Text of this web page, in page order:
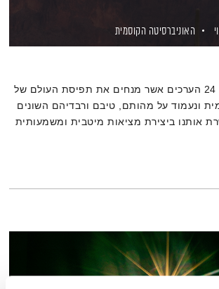
האוניברסיטה הקוסמית
סדרה בה נפרוט את 24 הערכים אשר מנחים את תפיסת העולם של
ונעמוד על מהותם, טיבם ורבדיהם השונים
אותנו ביצירת מציאות מיטבית ומשמעותית